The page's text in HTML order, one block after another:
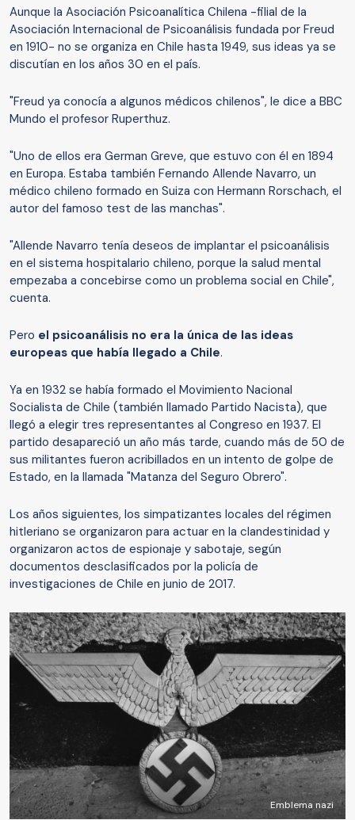
Aunque la Asociación Psicoanalítica Chilena -filial de la
Asociación Internacional de Psicoanálisis fundada por Freud
en 1910- no se organiza en Chile hasta 1949, sus ideas ya se
discutían en los años 30 en el país.
"Freud ya conocía a algunos médicos chilenos", le dice a BBC
Mundo el profesor Ruperthuz.
"Uno de ellos era German Greve, que estuvo con él en 1894
en Europa. Estaba también Fernando Allende Navarro, un
médico chileno formado en Suiza con Hermann Rorschach, el
autor del famoso test de las manchas".
"Allende Navarro tenía deseos de implantar el psicoanálisis
en el sistema hospitalario chileno, porque la salud mental
empezaba a concebirse como un problema social en Chile",
cuenta.
Pero el psicoanálisis no era la única de las ideas
europeas que había llegado a Chile.
Ya en 1932 se había formado el Movimiento Nacional
Socialista de Chile (también llamado Partido Nacista), que
llegó a elegir tres representantes al Congreso en 1937. El
partido desapareció un año más tarde, cuando más de 50 de
sus militantes fueron acribillados en un intento de golpe de
Estado, en la llamada "Matanza del Seguro Obrero".
Los años siguientes, los simpatizantes locales del régimen
hitleriano se organizaron para actuar en la clandestinidad y
organizaron actos de espionaje y sabotaje, según
documentos desclasificados por la policía de
investigaciones de Chile en junio de 2017.
Emblema nazi